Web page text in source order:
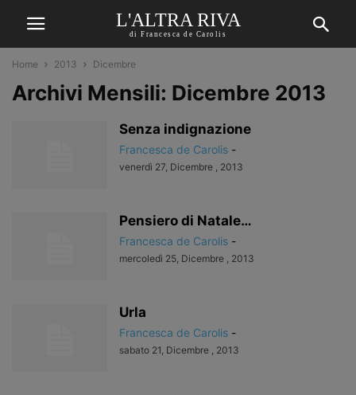
L'ALTRA RIVA
di Francesca de Carolis
Home 2013 Dicembre
Archivi Mensili: Dicembre 2013
Senza indignazione
Francesca de Carolis -
venerdì 27, Dicembre , 2013
Pensiero di Natale…
Francesca de Carolis -
mercoledì 25, Dicembre , 2013
Urla
Francesca de Carolis -
sabato 21, Dicembre , 2013